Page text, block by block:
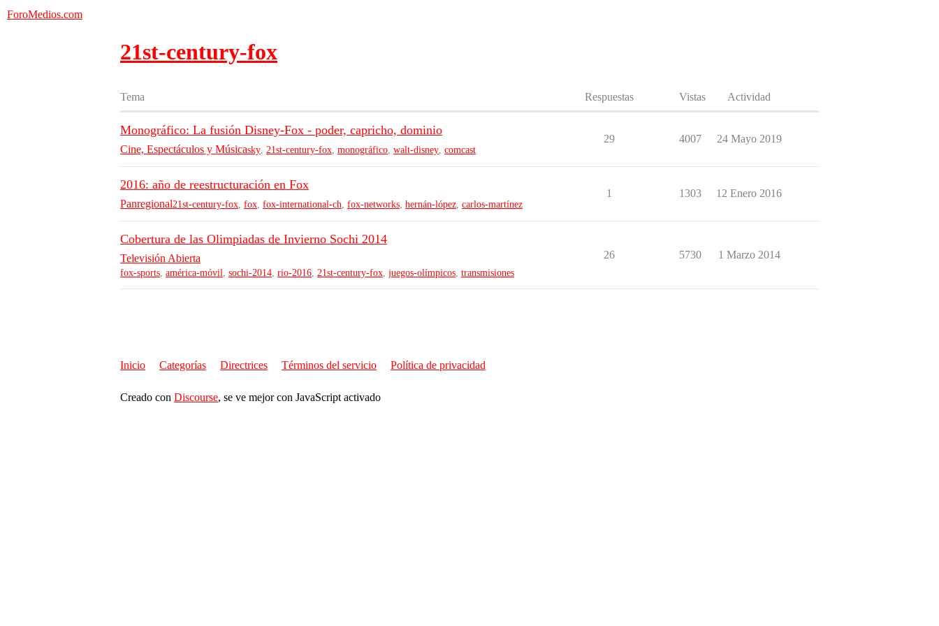
ForoMedios.com
21st-century-fox
Tema Respuestas Vistas Actividad
Monográfico: La fusión Disney-Fox - poder, capricho, dominio
Cine, Espectáculos y Músicasky 21st-century-fox monográfico walt-disney comcast
29 4007 24 Mayo 2019
2016: año de reestructuración en Fox
Panregional21st-century-fox fox fox-international-ch fox-networks hernán-lópez carlos-martínez
1 1303 12 Enero 2016
Cobertura de las Olimpiadas de Invierno Sochi 2014
Televisión Abierta
fox-sports, américa-móvil, sochi-2014, rio-2016, 21st-century-fox, juegos-olímpicos, transmisiones
26 5730 1 Marzo 2014
Inicio Categorías Directrices Términos del servicio Política de privacidad
Creado con Discourse, se ve mejor con JavaScript activado